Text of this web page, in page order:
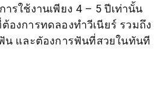
รใช้งานเพียง 4 – 5 ปีเท่านั้น
องการทดลองทำวีเนียร์ รวมถึง
น และตัองการฟันที่สวยในทันที